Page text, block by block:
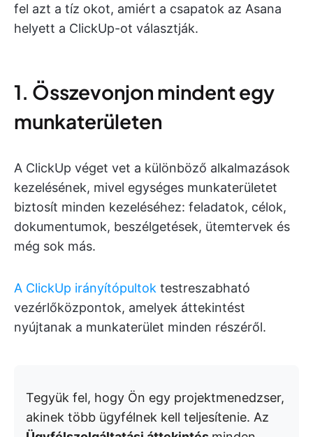
fel azt a tíz okot, amiért a csapatok az Asana
helyett a ClickUp-ot választják.
1. Összevonjon mindent egy
munkaterületen
A ClickUp véget vet a különböző alkalmazások
kezelésének, mivel egységes munkaterületet
biztosít minden kezeléséhez: feladatok, célok,
dokumentumok, beszélgetések, ütemtervek és
még sok más.
A ClickUp irányítópultok testreszabható
vezérlőközpontok, amelyek áttekintést
nyújtanak a munkaterület minden részéről.
Tegyük fel, hogy Ön egy projektmenedzser,
akinek több ügyfélnek kell teljesítenie. Az